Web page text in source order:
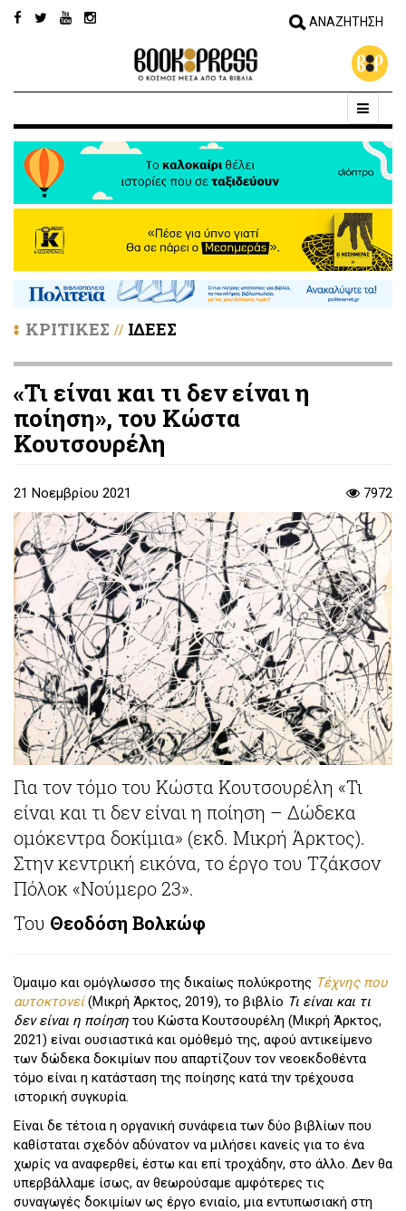
ΚΡΙΤΙΚΕΣ // ΙΔΕΕΣ
«Τι είναι και τι δεν είναι η
ποίηση», του Κώστα
Κουτσουρέλη
21 Νοεμβρίου 2021 7972
Για τον τόμο του Κώστα Κουτσουρέλη «Τι
είναι και τι δεν είναι η ποίηση – Δώδεκα
ομόκεντρα δοκίμια» (εκδ. Μικρή Άρκτος).
Στην κεντρική εικόνα, το έργο του Τζάκσον
Πόλοκ «Νούμερο 23».
Του Θεοδόση Βολκώφ
Όμαιμο και ομόγλωσσο της δικαίως πολύκροτης Τέχνης που
αυτοκτονεί(Μικρή Άρκτος, 2019), το βιβλίο Τι είναι και τι
δεν είναι η ποίηση του Κώστα Κουτσουρέλη (Μικρή Άρκτος,
2021) είναι ουσιαστικά και ομόθεμό της, αφού αντικείμενο
των δώδεκα δοκιμίων που απαρτίζουν τον νεοεκδοθέντα
τόμο είναι η κατάσταση της ποίησης κατά την τρέχουσα
ιστορική συγκυρία.
Είναι δε τέτοια η οργανική συνάφεια των δύο βιβλίων που
καθίσταται σχεδόν αδύνατον να μιλήσει κανείς για το ένα
χωρίς να αναφερθεί, έστω και επί τροχάδην, στο άλλο. Δεν θα
υπερβάλλαμε ίσως, αν θεωρούσαμε αμφότερες τις
συναγωγές δοκιμίων ως έργο ενιαίο, μια εντυπωσιακή στη